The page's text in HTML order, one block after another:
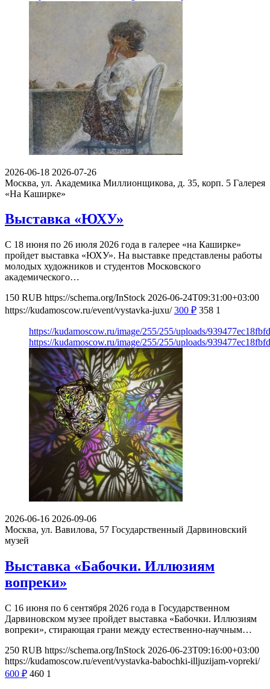
2026-06-18 2026-07-26
Москва, ул. Академика Миллионщикова, д. 35, корп. 5 Галерея
«На Каширке»
Выставка «ЮХУ»
С 18 июня по 26 июля 2026 года в галерее «на Каширке»
пройдет выставка «ЮХУ». На выставке представлены работы
молодых художников и студентов Московского
академического…
150 RUB https://schema.org/InStock 2026-06-24T09:31:00+03:00
https://kudamoscow.ru/event/vystavka-juxu/ 300 ₽ 358 1
https://kudamoscow.ru/image/255/255/uploads/
https://kudamoscow.ru/image/255/255/uploads/
2026-06-16 2026-09-06
Москва, ул. Вавилова, 57 Государственный Дарвиновский
музей
Выставка «Бабочки. Иллюзиям
вопреки»
С 16 июня по 6 сентября 2026 года в Государственном
Дарвиновском музее пройдет выставка «Бабочки. Иллюзиям
вопреки», стирающая грани между естественно-научным…
250 RUB https://schema.org/InStock 2026-06-23T09:16:00+03:00
https://kudamoscow.ru/event/vystavka-babochki-illjuzijam-vopreki/
600 ₽ 460 1